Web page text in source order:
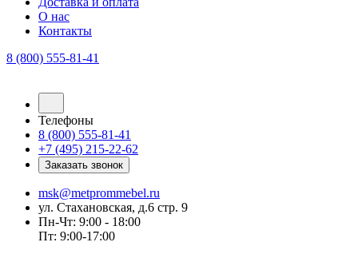
О нас
Контакты
8 (800) 555-81-41
Телефоны
8 (800) 555-81-41
+7 (495) 215-22-62
Заказать звонок
msk@metprommebel.ru
ул. Стахановская, д.6 стр. 9
Пн-Чт: 9:00 - 18:00
Пт: 9:00-17:00